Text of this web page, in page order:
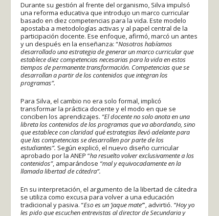
Durante su gestión al frente del organismo, Silva impulsó
una reforma educativa que introdujo un marco curricular
basado en diez competencias para la vida. Este modelo
apostaba a metodologías activas y al papel central de la
participación docente. Ese enfoque, afirmó, marcó un antes
y un después en la enseñanza: “Nosotros habíamos
desarrollado una estrategia de generar un marco curricular que
establece diez competencias necesarias para la vida en estos
tiempos de permanente transformación. Competencias que se
desarrollan a partir de los contenidos que integran los
programas”.
Para Silva, el cambio no era solo formal, implicó
transformar la práctica docente y el modo en que se
conciben los aprendizajes. “El docente no solo anota en una
libreta los contenidos de los programas que va abordando, sino
que establece con claridad qué estrategias llevó adelante para
que las competencias se desarrollen por parte de los
estudiantes”. Según explicó, el nuevo diseño curricular
aprobado por la ANEP “ha resuelto volver exclusivamente a los
contenidos”, amparándose “mal y equivocadamente en la
llamada libertad de cátedra”.
En su interpretación, el argumento de la libertad de cátedra
se utiliza como excusa para volver a una educación
tradicional y pasiva. “Eso es un ‘jaque mate’”, advirtió. “Hoy yo
les pido que escuchen entrevistas al director de Secundaria y